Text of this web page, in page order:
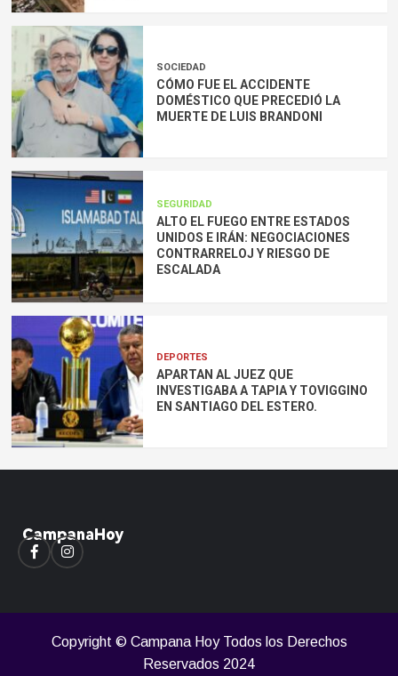
SOCIEDAD
CÓMO FUE EL ACCIDENTE
DOMÉSTICO QUE PRECEDIÓ LA
MUERTE DE LUIS BRANDONI
SEGURIDAD
ALTO EL FUEGO ENTRE ESTADOS
UNIDOS E IRÁN: NEGOCIACIONES
CONTRARRELOJ Y RIESGO DE
ESCALADA
DEPORTES
APARTAN AL JUEZ QUE
INVESTIGABA A TAPIA Y TOVIGGINO
EN SANTIAGO DEL ESTERO.
FacebookInstagram
Copyright © Campana Hoy Todos los Derechos
Reservados 2024